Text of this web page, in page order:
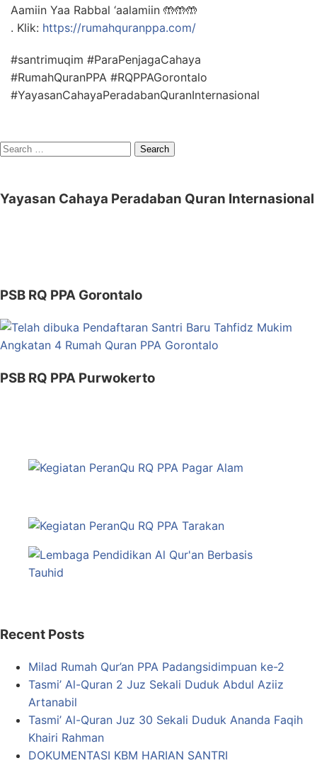
Aamiin Yaa Rabbal ‘aalamiin 🤲🤲🤲
. Klik: https://rumahquranppa.com/
#santrimuqim #ParaPenjagaCahaya
#RumahQuranPPA #RQPPAGorontalo
#YayasanCahayaPeradabanQuranInternasional
Search
Yayasan Cahaya Peradaban Quran Internasional
PSB RQ PPA Gorontalo
PSB RQ PPA Purwokerto
Recent Posts
Milad Rumah Qur’an PPA Padangsidimpuan ke-2
Tasmi’ Al-Quran 2 Juz Sekali Duduk Abdul Aziiz
Artanabil
Tasmi’ Al-Quran Juz 30 Sekali Duduk Ananda Faqih
Khairi Rahman
DOKUMENTASI KBM HARIAN SANTRI